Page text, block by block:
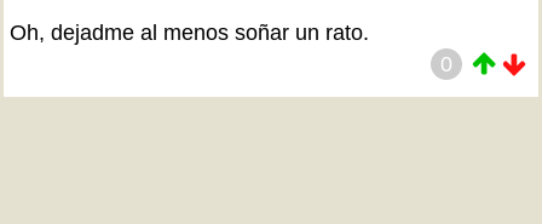
Oh, dejadme al menos soñar un rato.
0